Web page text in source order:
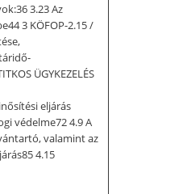
3.23 Az
3 KÖFOP-2.15 /
ÜGYKEZELÉS
eljárás
védelme72 4.9 A
valamint az
4.15